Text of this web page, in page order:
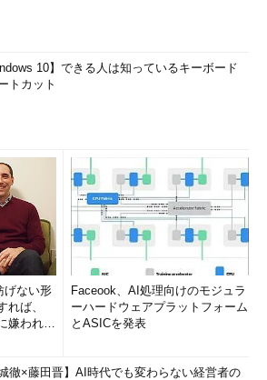
10】できる人は知っているキーボード
トカット
げない形
れば、
嫌われな
Faceook、AI処理向けのモジュラ
ーハードウェアプラットフォーム
とASICを発表
城徹×藤田晋】AI時代でも変わらない経営者の